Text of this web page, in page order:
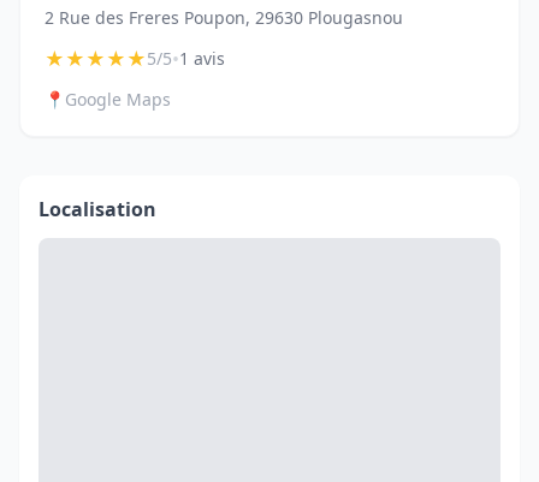
2 Rue des Freres Poupon, 29630 Plougasnou
★★★★★5/5•1 avis
📍 Google Maps
Localisation